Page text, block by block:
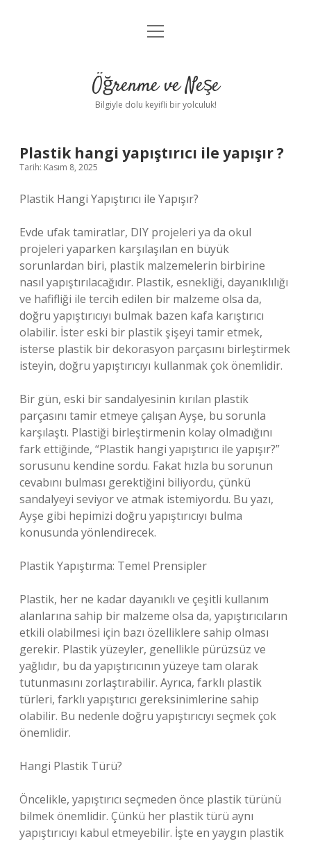
Anasayfa
Yasal Uyarı
menüyü
Öğrenme ve Neşe
Bilgiyle dolu keyifli bir yolculuk!
Plastik hangi yapıştırıcı ile yapışır ?
Tarih: Kasım 8, 2025
Plastik Hangi Yapıştırıcı ile Yapışır?
Evde ufak tamiratlar, DIY projeleri ya da okul
projeleri yaparken karşılaşılan en büyük
sorunlardan biri, plastik malzemelerin birbirine
nasıl yapıştırılacağıdır. Plastik, esnekliği, dayanıklılığı
ve hafifliği ile tercih edilen bir malzeme olsa da,
doğru yapıştırıcıyı bulmak bazen kafa karıştırıcı
olabilir. İster eski bir plastik şişeyi tamir etmek,
isterse plastik bir dekorasyon parçasını birleştirmek
isteyin, doğru yapıştırıcıyı kullanmak çok önemlidir.
Bir gün, eski bir sandalyesinin kırılan plastik
parçasını tamir etmeye çalışan Ayşe, bu sorunla
karşılaştı. Plastiği birleştirmenin kolay olmadığını
fark ettiğinde, “Plastik hangi yapıştırıcı ile yapışır?”
sorusunu kendine sordu. Fakat hızla bu sorunun
cevabını bulması gerektiğini biliyordu, çünkü
sandalyeyi seviyor ve atmak istemiyordu. Bu yazı,
Ayşe gibi hepimizi doğru yapıştırıcıyı bulma
konusunda yönlendirecek.
Plastik Yapıştırma: Temel Prensipler
Plastik, her ne kadar dayanıklı ve çeşitli kullanım
alanlarına sahip bir malzeme olsa da, yapıştırıcıların
etkili olabilmesi için bazı özelliklere sahip olması
gerekir. Plastik yüzeyler, genellikle pürüzsüz ve
yağlıdır, bu da yapıştırıcının yüzeye tam olarak
tutunmasını zorlaştırabilir. Ayrıca, farklı plastik
türleri, farklı yapıştırıcı gereksinimlerine sahip
olabilir. Bu nedenle doğru yapıştırıcıyı seçmek çok
önemlidir.
Hangi Plastik Türü?
Öncelikle, yapıştırıcı seçmeden önce plastik türünü
bilmek önemlidir. Çünkü her plastik türü aynı
yapıştırıcıyı kabul etmeyebilir. İşte en yaygın plastik